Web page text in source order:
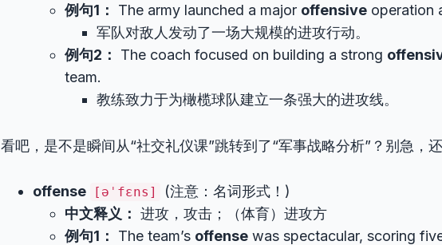
例句1：
The army launched a major offensive operation
军队对敌人发动了一场大规模的进攻行动。
例句2：
The coach focused on building a strong
team.
教练致力于为橄榄球队建立一条强大的进攻线。
看吧，是不是瞬间从“社交礼仪课”跳转到了“军事战略分析”？别急，还
offense [əˈfɛns]
(注意：名词形式！)
中文释义： 进攻，攻击；（体育）进攻方
例句1：
The team’s offense was spectacular, scoring